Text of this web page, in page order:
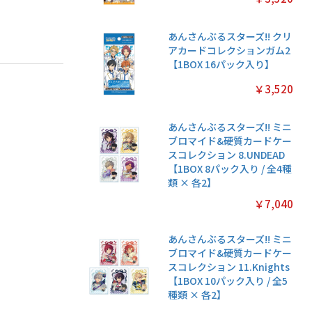
あんさんぶるスターズ!! クリ
アカードコレクションガム2
【1BOX 16パック入り】
￥3,520
あんさんぶるスターズ!! ミニ
ブロマイド&硬質カードケー
スコレクション 8.UNDEAD
【1BOX 8パック入り / 全4種
類 × 各2】
￥7,040
あんさんぶるスターズ!! ミニ
ブロマイド&硬質カードケー
スコレクション 11.Knights
【1BOX 10パック入り / 全5
種類 × 各2】